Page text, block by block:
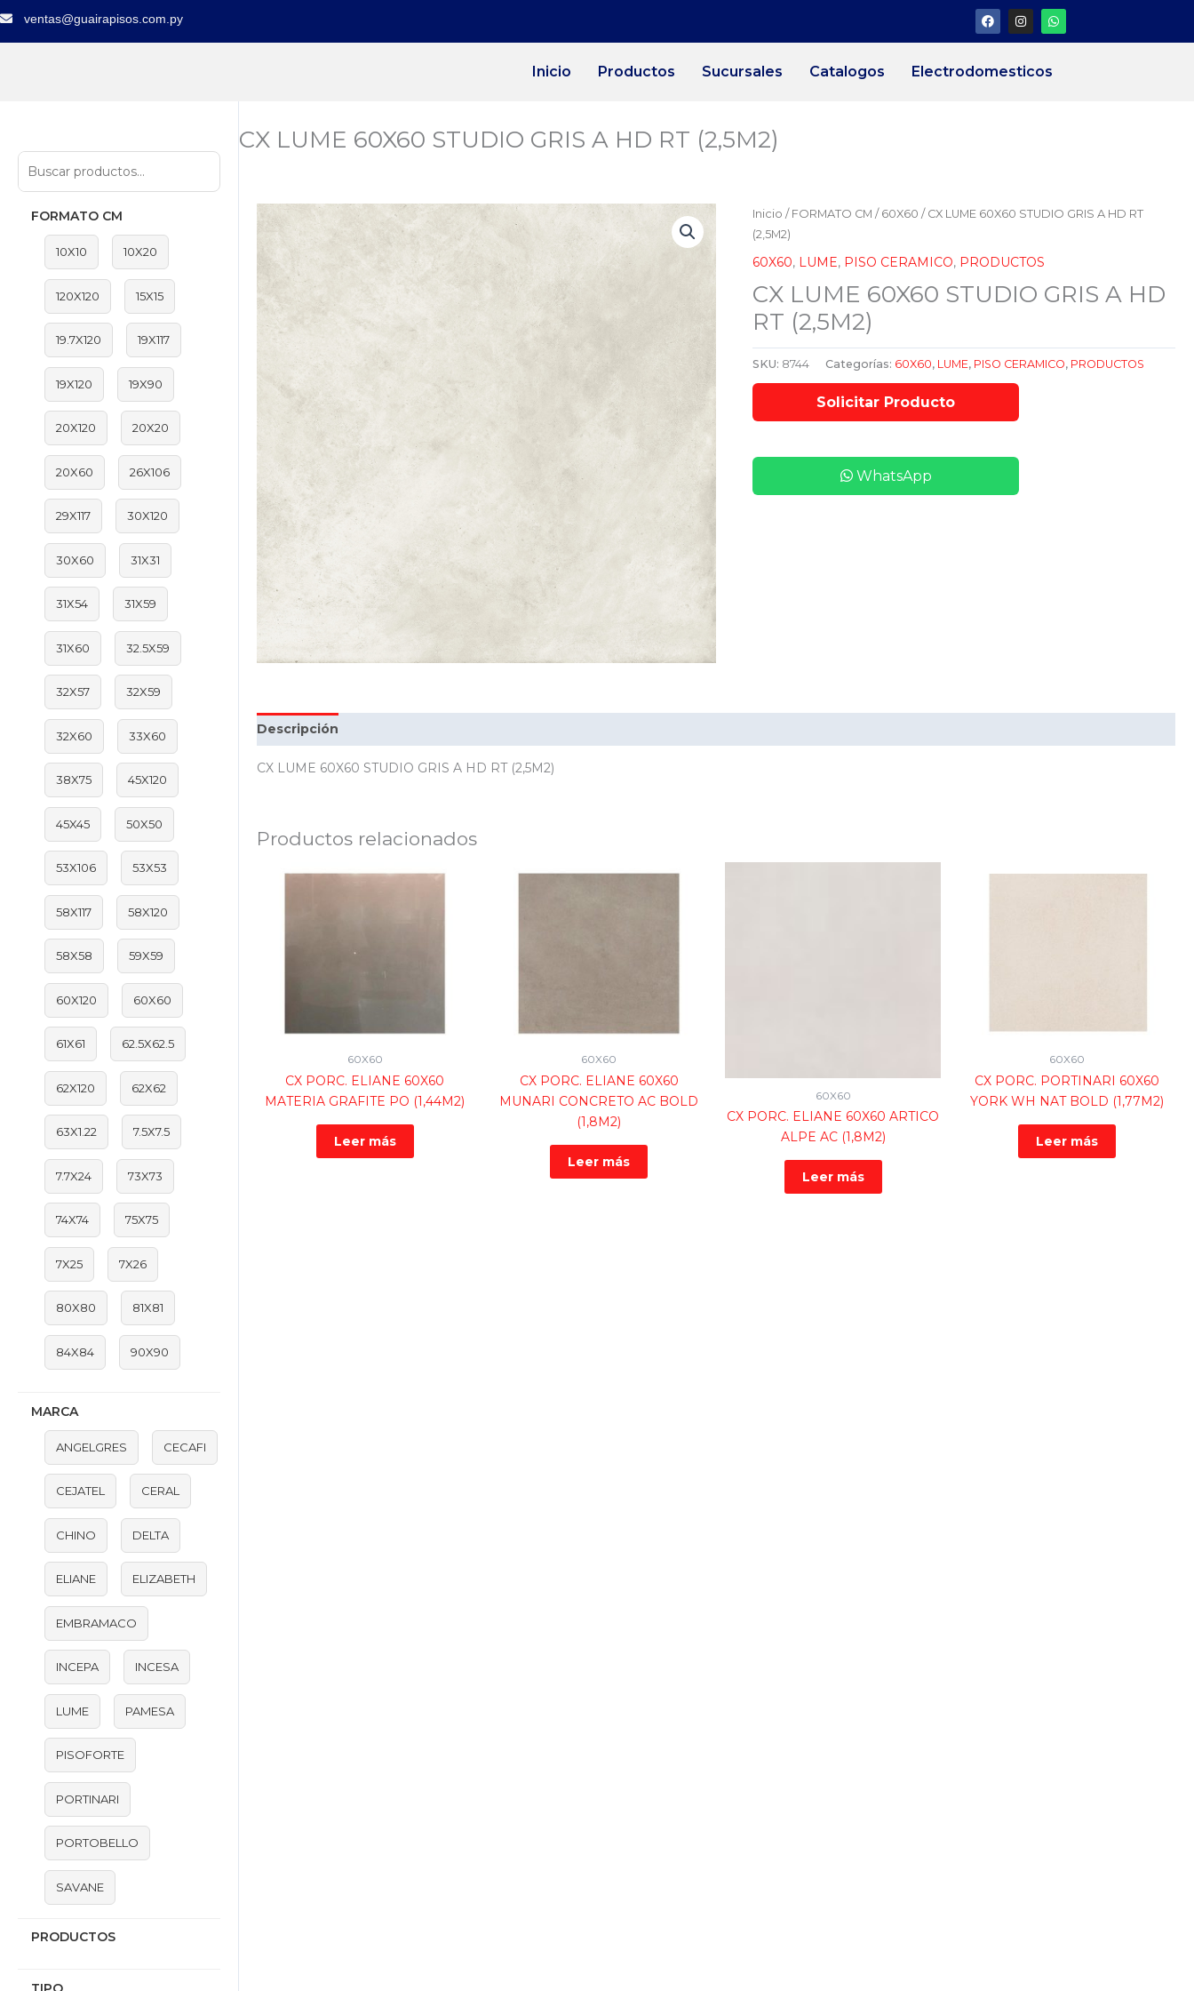
ventas@guairapisos.com.py F
a
c
o
I
n
s
a
g
W
h
a
Inicio Productos Sucursales Catalogos Electrodomesticos
FORMATO CM
10X10 10X20
120X120 15X15
19.7X120 19X117
19X120 19X90
20X120 20X20
20X60 26X106
29X117 30X120
30X60 31X31
31X54 31X59
31X60 32.5X59
32X57 32X59
32X60 33X60
38X75 45X120
45X45 50X50
53X106 53X53
58X117 58X120
58X58 59X59
60X120 60X60
61X61 62.5X62.5
62X120 62X62
63X1.22 7.5X7.5
7.7X24 73X73
74X74 75X75
7X25 7X26
80X80 81X81
84X84 90X90
MARCA
ANGELGRES CECAFI
CEJATEL CERAL
CHINO DELTA
ELIANE ELIZABETH
EMBRAMACO
INCEPA INCESA
LUME PAMESA
PISOFORTE
PORTINARI
PORTOBELLO
SAVANE
PRODUCTOS
CX LUME 60X60 STUDIO GRIS A HD RT (2,5M2)
Inicio / FORMATO CM / 60X60 / CX LUME 60X60 STUDIO GRIS A HD RT
(2,5M2)
60X60, LUME, PISO CERAMICO, PRODUCTOS
CX LUME 60X60 STUDIO GRIS A HD
RT (2,5M2)
SKU: 8744 Categorías: 60X60, LUME, PISO CERAMICO, PRODUCTOS
WhatsApp
Descripción
CX LUME 60X60 STUDIO GRIS A HD RT (2,5M2)
Productos relacionados
60X60
CX PORC. ELIANE 60X60
MATERIA GRAFITE PO (1,44M2)
Leer más
60X60
CX PORC. ELIANE 60X60
MUNARI CONCRETO AC BOLD
(1,8M2)
Leer más
60X60
CX PORC. ELIANE 60X60 ARTICO
ALPE AC (1,8M2)
Leer más
60X60
CX PORC. PORTINARI 60X60
YORK WH NAT BOLD (1,77M2)
Leer más